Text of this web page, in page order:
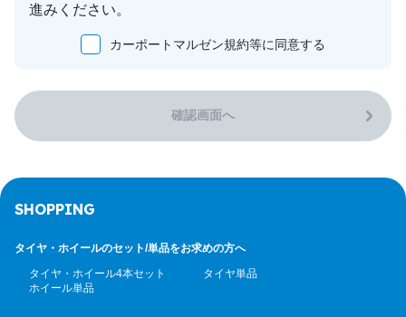
進みください。
カーポートマルゼン規約等に同意する
確認画面へ
SHOPPING
タイヤ・ホイールのセット/単品をお求めの方へ
タイヤ・ホイール4本セット
タイヤ単品
ホイール単品